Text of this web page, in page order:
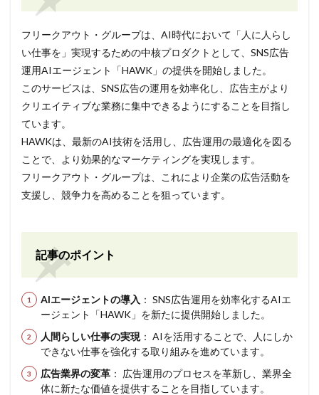
フリークアウト・グループは、AI時代において「人に人らし
い仕事を」実現するための中核プロダクトとして、SNS広告
運用AIエージェント「HAWK」の提供を開始しました。
このサービスは、SNS広告の運用を効率化し、広告主がより
クリエイティブな業務に集中できるようにすることを目指し
ています。
HAWKは、最新のAI技術を活用し、広告運用の最適化を図る
ことで、より効果的なマーケティングを実現します。
フリークアウト・グループは、これにより企業の広告活動を
支援し、競争力を高めることを狙っています。
記事のポイント
AIエージェントの導入 ： SNS広告運用を効率化するAIエ
ージェント「HAWK」を新たに提供開始しました。
人間らしい仕事の実現： AIを活用することで、人にしか
できない仕事を強化する取り組みを進めています。
広告業界の変革 ： 広告運用のプロセスを革新し、業界全
体に新たな価値を提供することを目指しています。